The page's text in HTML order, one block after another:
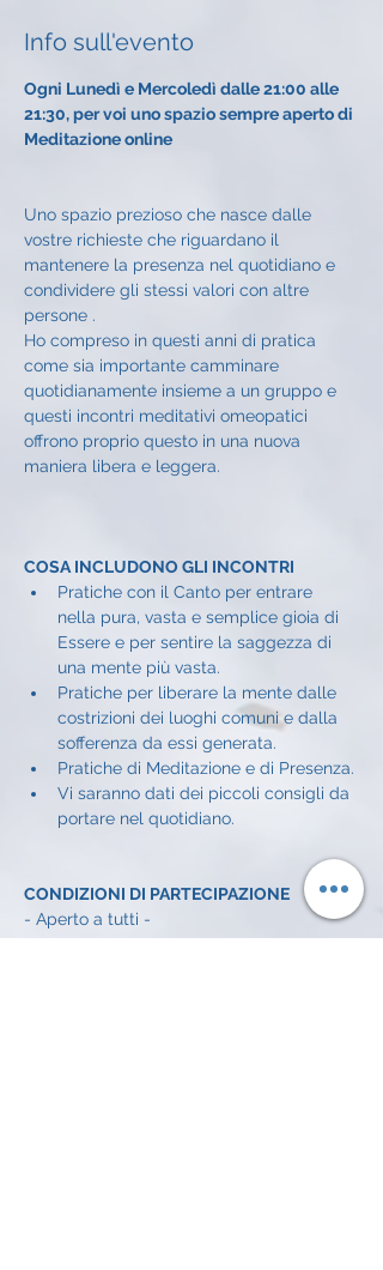
Info sull'evento
Ogni Lunedì e Mercoledì dalle 21:00 alle
21:30, per voi uno spazio sempre aperto di
Meditazione online
Uno spazio prezioso che nasce dalle
vostre richieste che riguardano il
mantenere la presenza nel quotidiano e
condividere gli stessi valori con altre
persone .
Ho compreso in questi anni di pratica
come sia importante camminare
quotidianamente insieme a un gruppo e
questi incontri meditativi omeopatici
offrono proprio questo in una nuova
maniera libera e leggera.
COSA INCLUDONO GLI INCONTRI
Pratiche con il Canto per entrare
nella pura, vasta e semplice gioia di
Essere e per sentire la saggezza di
una mente più vasta.
Pratiche per liberare la mente dalle
costrizioni dei luoghi comuni e dalla
sofferenza da essi generata.
Pratiche di Meditazione e di Presenza.
Vi saranno dati dei piccoli consigli da
portare nel quotidiano.
CONDIZIONI DI PARTECIPAZIONE
- Aperto a tutti -